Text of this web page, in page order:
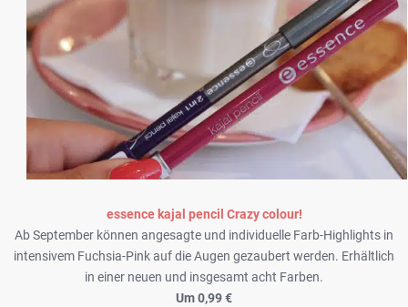
essence kajal pencil Crazy colour!
Ab September können angesagte und individuelle Farb-Highlights in
intensivem Fuchsia-Pink auf die Augen gezaubert werden. Erhältlich
in einer neuen und insgesamt acht Farben.
Um 0,99 €